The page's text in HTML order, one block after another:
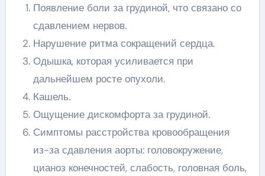
Появление боли за грудиной, что связано со
сдавлением нервов.
Нарушение ритма сокращений сердца.
Одышка, которая усиливается при
дальнейшем росте опухоли.
Кашель.
Ощущение дискомфорта за грудиной.
Симптомы расстройства кровообращения
из-за сдавления аорты: головокружение,
цианоз конечностей, слабость, головная боль,